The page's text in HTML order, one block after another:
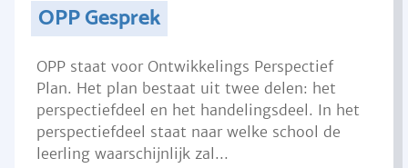
OPP Gesprek
OPP staat voor Ontwikkelings Perspectief
Plan. Het plan bestaat uit twee delen: het
perspectiefdeel en het handelingsdeel. In het
perspectiefdeel staat naar welke school de
leerling waarschijnlijk zal...